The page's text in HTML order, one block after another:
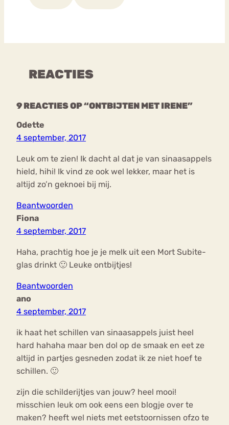
REACTIES
9 REACTIES OP “ONTBIJTEN MET IRENE”
Odette
4 september, 2017
Leuk om te zien! Ik dacht al dat je van sinaasappels
hield, hihi! Ik vind ze ook wel lekker, maar het is
altijd zo’n geknoei bij mij.
Beantwoorden
Fiona
4 september, 2017
Haha, prachtig hoe je je melk uit een Mort Subite-
glas drinkt 🙂 Leuke ontbijtjes!
Beantwoorden
ano
4 september, 2017
ik haat het schillen van sinaasappels juist heel
hard hahaha maar ben dol op de smaak en eet ze
altijd in partjes gesneden zodat ik ze niet hoef te
schillen. 🙂
zijn die schilderijtjes van jouw? heel mooi!
misschien leuk om ook eens een blogje over te
maken? heeft wel niets met eetstoornissen ofzo te